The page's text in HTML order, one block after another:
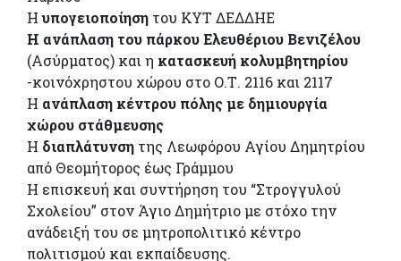
Ηυπογειοποίηση του ΚΥΤ ΔΕΔΔΗΕ
Η ανάπλαση του πάρκου Ελευθέριου Βενιζέλου
(Ασύρματος) και η κατασκευή κολυμβητηρίου
-κοινόχρηστου χώρου στο Ο.Τ. 2116 και 2117
Η ανάπλαση κέντρου πόλης με δημιουργία
χώρου στάθμευσης
Η διαπλάτυνση της Λεωφόρου Αγίου Δημητρίου
από Θεομήτορος έως Γράμμου
Η επισκευή και συντήρηση του “Στρογγυλού
Σχολείου” στον Άγιο Δημήτριο με στόχο την
ανάδειξή του σε μητροπολιτικό κέντρο
πολιτισμού και εκπαίδευσης.